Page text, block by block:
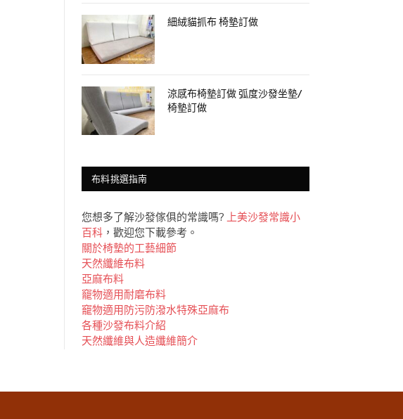
細絨貓抓布 椅墊訂做
涼感布椅墊訂做 弧度沙發坐墊/
椅墊訂做
布料挑選指南
您想多了解沙發傢俱的常識嗎?
上美沙發常識小
百科 ，歡迎您下載參考。
關於椅墊的工藝細節
天然纖維布料
亞麻布料
竉物適用耐磨布料
竉物適用防污防潑水特殊亞麻布
各種沙發布料介紹
天然纖維與人造纖維簡介